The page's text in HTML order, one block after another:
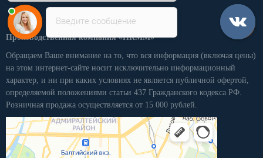
Производственная компания «ПКММ»
Обращаем Ваше внимание на то, что вся информация (включая цены)
на этом интернет-сайте носит исключительно информационный
характер, и ни при каких условиях не является публичной офертой,
определяемой положениями статьи 437 Гражданского кодекса РФ.
Розничная продажа осуществляется от 15 000 рублей.
Введите сообщение